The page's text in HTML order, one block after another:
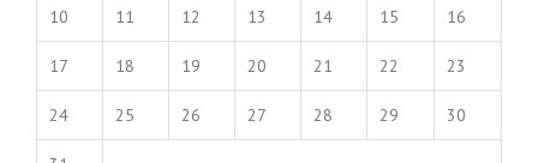
10 11 12 13 14 15 16
17 18 19 20 21 22 23
24 25 26 27 28 29 30